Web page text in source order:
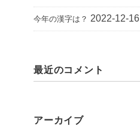
今年の漢字は？ 2022-12-16
最近のコメント
アーカイブ